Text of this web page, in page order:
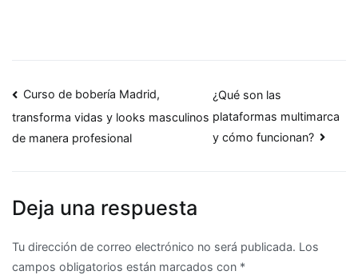
Navegación
de
Curso de bobería Madrid,
transforma vidas y looks masculinos
de manera profesional
¿Qué son las
plataformas multimarca
y cómo funcionan?
Deja una respuesta
Tu dirección de correo electrónico no será publicada. Los
campos obligatorios están marcados con *